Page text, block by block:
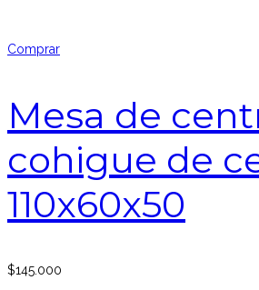
Comprar
Mesa de
cohigue de
110x60x50
$145.000